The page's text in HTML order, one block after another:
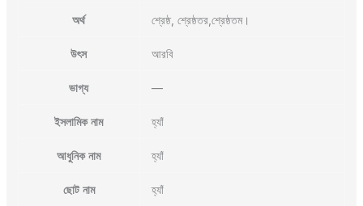
অর্থ শ্রেষ্ঠ, শ্রেষ্ঠতর,শ্রেষ্ঠতম।
উৎস আরবি
ভাগ্য —
ইসলামিক নাম হ্যাঁ
আধুনিক নাম হ্যাঁ
ছোট নাম হ্যাঁ